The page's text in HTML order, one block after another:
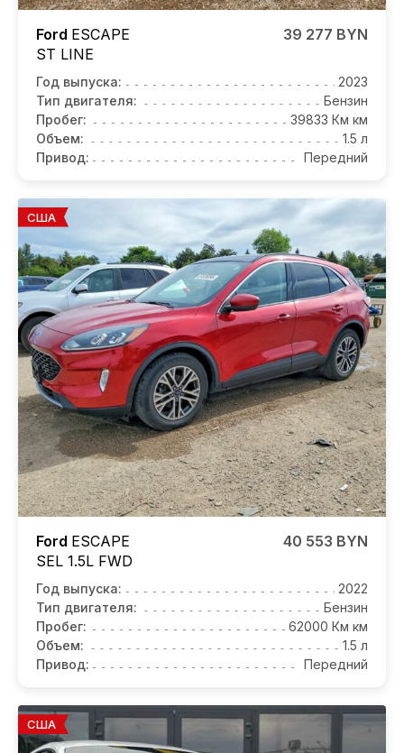
Ford ESCAPE
ST LINE
39 277 BYN
Год выпуска:
2023
Тип двигателя:
Бензин
Пробег:
39833 Км км
Объем:
1.5 л
Привод:
Передний
США
Ford ESCAPE
SEL 1.5L FWD
40 553 BYN
Год выпуска:
2022
Тип двигателя:
Бензин
Пробег:
62000 Км км
Объем:
1.5 л
Привод:
Передний
США